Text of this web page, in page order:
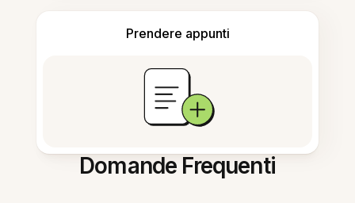
Prendere appunti
Domande Frequenti